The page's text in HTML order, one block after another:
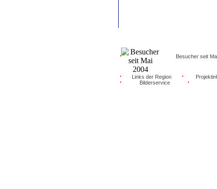
Besucher seit
Links der Region
Bilderservice